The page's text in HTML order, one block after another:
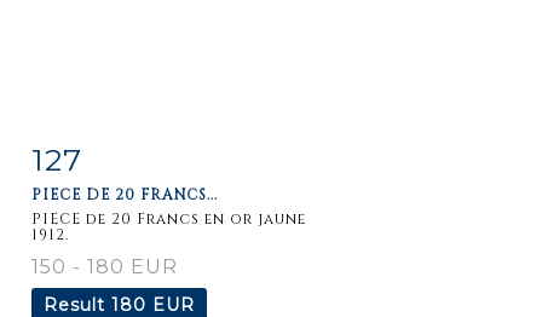
Item detail
127
PIECE DE 20 FRANCS...
PIECE de 20 Francs en or jaune
1912.
150 - 180 EUR
Result 180 EUR